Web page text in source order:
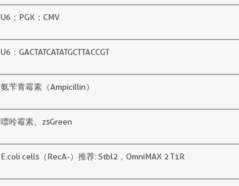
U6；PGK；CMV
U6：GACTATCATATGCTTACCGT
氨苄青霉素（Ampicillin）
嘌呤霉素、zsGreen
E.coli cells（RecA-）推荐: Stbl2，OmniMAX 2 T1R